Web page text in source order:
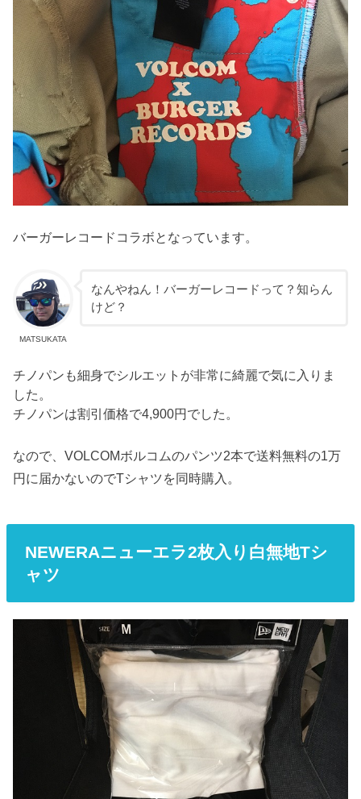
バーガーレコードコラボとなっています。
MATSUKATA
なんやねん！バーガーレコードって？知らん
けど？
チノパンも細身でシルエットが非常に綺麗で気に入りま
した。
チノパンは割引価格で4,900円でした。
なので、VOLCOMボルコムのパンツ2本で送料無料の1万
円に届かないのでTシャツを同時購入。
NEWERAニューエラ2枚入り白無地Tシ
ャツ